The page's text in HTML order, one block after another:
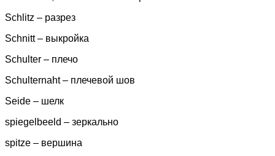
Schlitz – разрез
Schnitt – выкройка
Schulter – плечо
Schulternaht – плечевой шов
Seide – шелк
spiegelbeeld – зеркально
spitze – вершина